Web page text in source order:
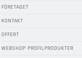
FÖRETAGET
KONTAKT
OFFERT
WEBSHOP PROFILPRODUKTER